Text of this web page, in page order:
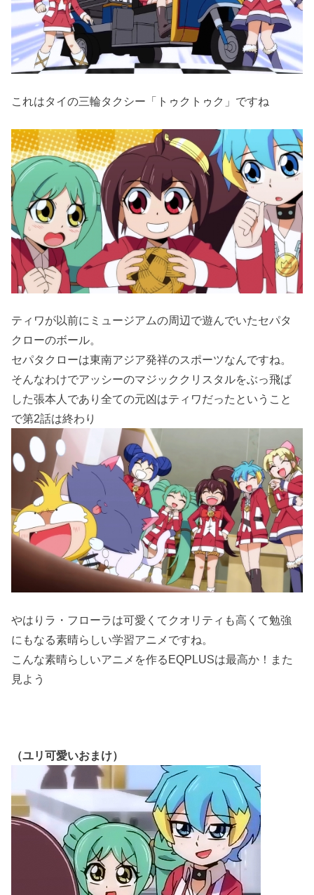
これはタイの三輪タクシー「トゥクトゥク」ですね
ティワが以前にミュージアムの周辺で遊んでいたセパタ
クローのボール。
セパタクローは東南アジア発祥のスポーツなんですね。
そんなわけでアッシーのマジッククリスタルをぶっ飛ば
した張本人であり全ての元凶はティワだったということ
で第2話は終わり
やはりラ・フローラは可愛くてクオリティも高くて勉強
にもなる素晴らしい学習アニメですね。
こんな素晴らしいアニメを作るEQPLUSは最高か！また
見よう
（ユリ可愛いおまけ）